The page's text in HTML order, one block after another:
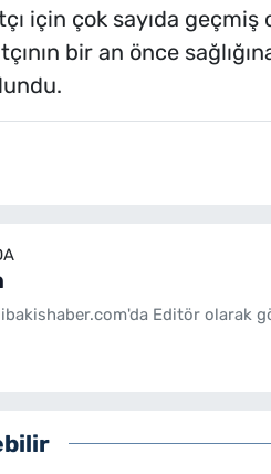
için çok sayıda geçmiş
bir an önce
Editör olarak